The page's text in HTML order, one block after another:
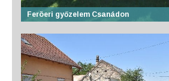
Feröeri győzelem Csanádon